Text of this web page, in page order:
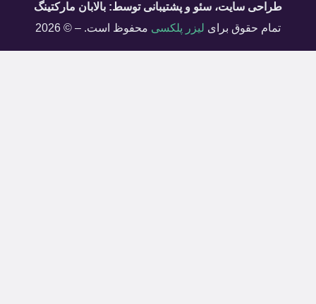
تمام حقوق برای لیزر پلکسی محفوظ است. – © 2026
طراحی سایت، سئو و پشتیبانی توسط: بالابان مارکتینگ